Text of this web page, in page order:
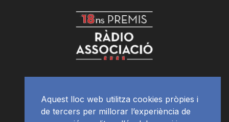
Aquest lloc web utilitza cookies pròpies i
de tercers per millorar l’experiència de